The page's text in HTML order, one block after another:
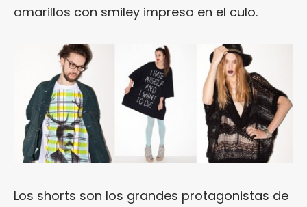
amarillos con smiley impreso en el culo.
Los shorts son los grandes protagonistas de